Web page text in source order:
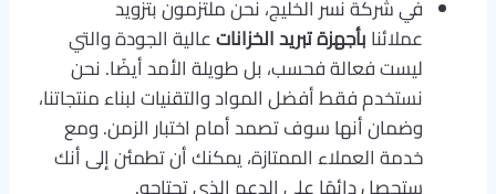
في شركة نسر الخليج، نحن ملتزمون بتزويد
عملائنابأجهزة تبريد الخزاناتعالية الجودة والتي
ليست فعالة فحسب، بل طويلة الأمد أيضًا. نحن
نستخدم فقط أفضل المواد والتقنيات لبناء منتجاتنا،
وضمان أنها سوف تصمد أمام اختبار الزمن. ومع
خدمة العملاء الممتازة، يمكنك أن تطمئن إلى أنك